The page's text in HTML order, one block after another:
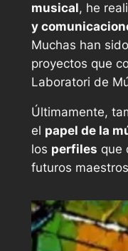
musical, he
y
Muchas han
proyectos que
Laboratori de
Últimamente,
el papel de la
los perfiles que
futuros